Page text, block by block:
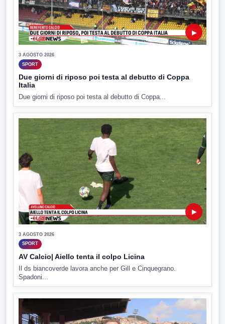
▶
3 AGOSTO 2026
SPORT
Due giorni di riposo poi testa al debutto di Coppa
Italia
Due giorni di riposo poi testa al debutto di Coppa...
▶
3 AGOSTO 2026
SPORT
AV Calcio| Aiello tenta il colpo Licina
Il ds biancoverde lavora anche per Gill e Cinquegrano.
Spadoni...